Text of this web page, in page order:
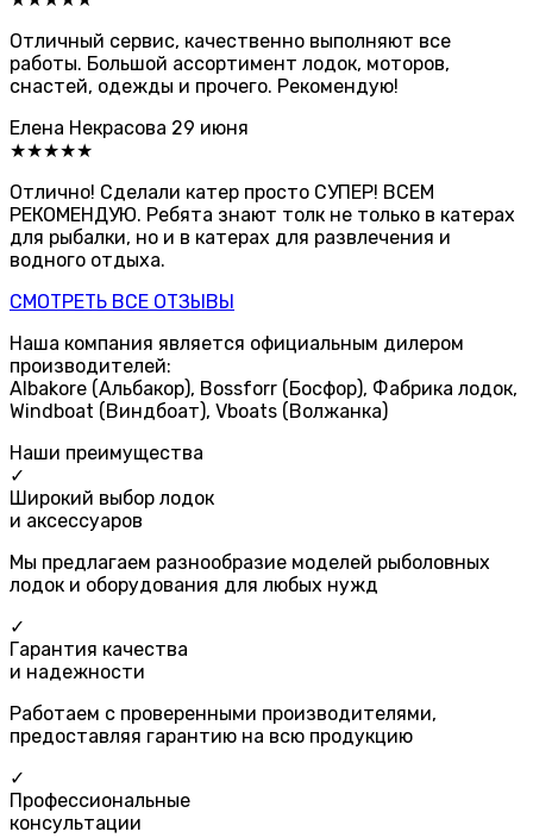
Отличный сервис, качественно выполняют все
работы. Большой ассортимент лодок, моторов,
снастей, одежды и прочего. Рекомендую!
Елена Некрасова 29 июня
★★★★★
Отлично! Сделали катер просто СУПЕР! ВСЕМ
РЕКОМЕНДУЮ. Ребята знают толк не только в катерах
для рыбалки, но и в катерах для развлечения и
водного отдыха.
СМОТРЕТЬ ВСЕ ОТЗЫВЫ
Наша компания является официальным дилером
производителей:
Albakore (Альбакор), Bossforr (Босфор), Фабрика лодок,
Windboat (Виндбоат), Vboats (Волжанка)
Наши преимущества
✓
Широкий выбор лодок
и аксессуаров
Мы предлагаем разнообразие моделей рыболовных
лодок и оборудования для любых нужд
✓
Гарантия качества
и надежности
Работаем с проверенными производителями,
предоставляя гарантию на всю продукцию
✓
Профессиональные
консультации